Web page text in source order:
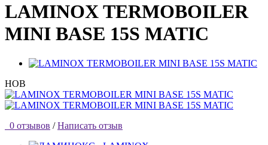
LAMINOX TERMOBOILER
MINI BASE 15S MATIC
НОВ
0 отзывов / Написать отзыв